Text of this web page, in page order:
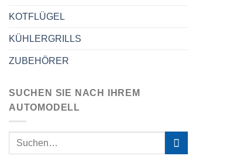
KOTFLÜGEL
KÜHLERGRILLS
ZUBEHÖRER
SUCHEN SIE NACH IHREM
AUTOMODELL